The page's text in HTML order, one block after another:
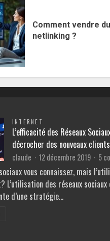
Comment vendre du
netlinking ?
INTERNET
L’efficacité des Réseaux
décrocher des nouveaux clients
claude 12 décembre 2019 5
vous connaissez, mais
L’utilisation des réseaux sociaux
d’une stratégie…